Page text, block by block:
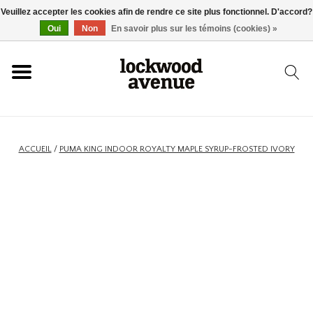
ACCUEIL
NOUVEAU
ACCUEIL/ PUMA KING INDOOR ROYALTY MAPLE SYRUP-FROSTED IVORY
Veuillez accepter les cookies afin de rendre ce site plus fonctionnel. D'accord?
Oui
Non En savoir plus sur les témoins (cookies) »